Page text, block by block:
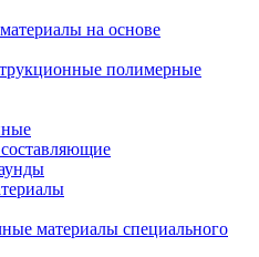
на основе
полимерные
материалы специального